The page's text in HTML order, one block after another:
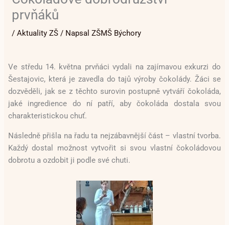
prvňáků
/Aktuality ZŠ / NapsalZŠMŠ Býchory
Ve středu 14. května prvňáci vydali na zajímavou exkurzi do
Šestajovic, která je zavedla do tajů výroby čokolády. Žáci se
dozvěděli, jak se z těchto surovin postupně vytváří čokoláda,
jaké ingredience do ní patří, aby čokoláda dostala svou
charakteristickou chuť.
Následně přišla na řadu ta nejzábavnější část – vlastní tvorba.
Každý dostal možnost vytvořit si svou vlastní čokoládovou
dobrotu a ozdobit ji podle své chuti.